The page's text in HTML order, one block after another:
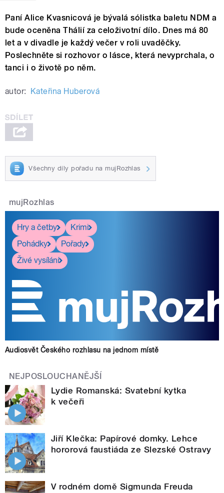
Paní Alice Kvasnicová je bývalá sólistka baletu NDM a
bude oceněna Thálií za celoživotní dílo. Dnes má 80
let a v divadle je každý večer v roli uvaděčky.
Poslechněte si rozhovor o lásce, která nevyprchala, o
tanci i o životě po něm.
autor: Kateřina Huberová
Všechny díly pořadu na mujRozhlas
mujRozhlas
Hry a četby
Krimi
Pohádky
Pořady
Živé vysílání
Audiosvět Českého rozhlasu na jednom místě
NEJPOSLOUCHANĚJŠÍ
Lydie Romanská: Svatební kytka
k večeři
Jiří Klečka: Papírové domky. Lehce
hororová faustiáda ze Slezské Ostravy
V rodném domě Sigmunda Freuda